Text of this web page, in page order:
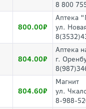
8 800
800.00
Аптека
ул.
804.00
Аптека
г.
804.60
Магнит
ул.
8-988-